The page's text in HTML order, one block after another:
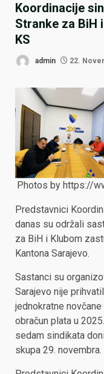
Koordinacije
Stranke za BiH
KS
admin 22.
Photos by https://
Predstavnici
danas su održali
za BiH i Klubom
Kantona Sarajevo.
Sastanci su
Sarajevo nije
jednokratne
obračun plata u
sedam sindikata
skupa 29. novembra.